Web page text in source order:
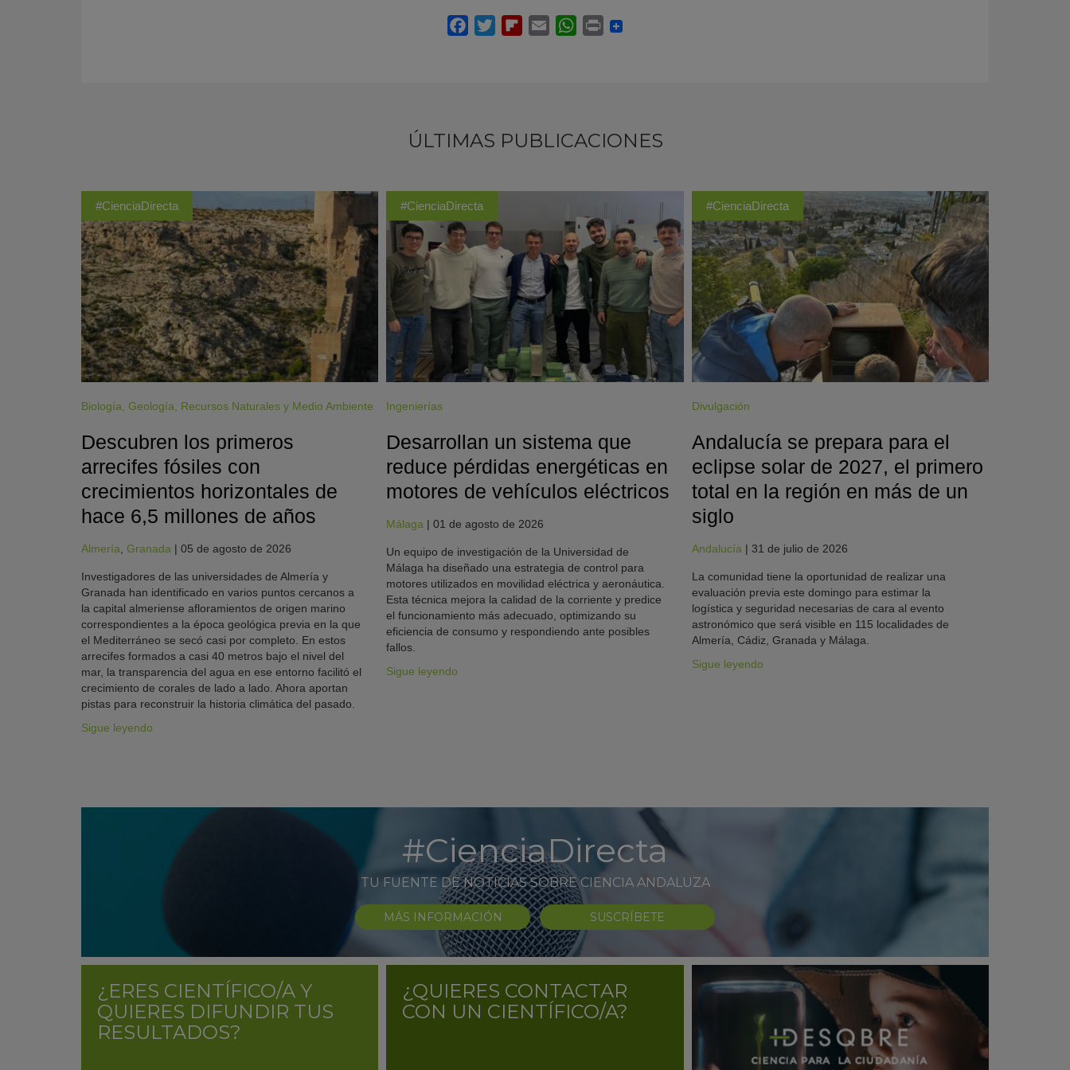
ÚLTIMAS PUBLICACIONES
#CienciaDirecta
Biología Geología Recursos Naturales y Medio Ambiente
Descubren los primeros
arrecifes fósiles con
crecimientos horizontales de
hace 6,5 millones de años
Almería Granada | 05 de agosto de 2026
Investigadores de las universidades de Almería y
Granada han identificado en varios puntos cercanos a
la capital almeriense afloramientos de origen marino
correspondientes a la época geológica previa en la que
el Mediterráneo se secó casi por completo. En estos
arrecifes formados a casi 40 metros bajo el nivel del
mar, la transparencia del agua en ese entorno facilitó el
crecimiento de corales de lado a lado. Ahora aportan
pistas para reconstruir la historia climática del pasado.
Sigue leyendo
#CienciaDirecta
Ingenierías
Desarrollan un sistema que
reduce pérdidas energéticas en
motores de vehículos eléctricos
Málaga |01 de agosto de 2026
Un equipo de investigación de la Universidad de
Málaga ha diseñado una estrategia de control para
motores utilizados en movilidad eléctrica y aeronáutica.
Esta técnica mejora la calidad de la corriente y predice
el funcionamiento más adecuado, optimizando su
eficiencia de consumo y respondiendo ante posibles
fallos.
Sigue leyendo
#CienciaDirecta
Divulgación
Andalucía se prepara para el
eclipse solar de 2027, el primero
total en la región en más de un
siglo
Andalucía | 31 de julio de 2026
La comunidad tiene la oportunidad de realizar una
evaluación previa este domingo para estimar la
logística y seguridad necesarias de cara al evento
astronómico que será visible en 115 localidades de
Almería, Cádiz, Granada y Málaga.
Sigue leyendo
#CienciaDirecta
TU FUENTE DE NOTICIAS SOBRE CIENCIA ANDALUZA
MÁS INFORMACIÓN SUSCRÍBETE
¿ERES CIENTÍFICO/A Y
QUIERES DIFUNDIR TUS
RESULTADOS?
¿QUIERES CONTACTAR
CON UN CIENTÍFICO/A?